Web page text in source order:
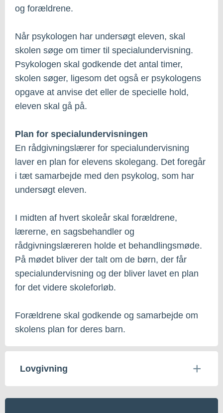
og forældrene.
Når psykologen har undersøgt eleven, skal
skolen søge om timer til specialundervisning.
Psykologen skal godkende det antal timer,
skolen søger, ligesom det også er psykologens
opgave at anvise det eller de specielle hold,
eleven skal gå på.
Plan for specialundervisningen
En rådgivningslærer for specialundervisning
laver en plan for elevens skolegang. Det foregår
i tæt samarbejde med den psykolog, som har
undersøgt eleven.
I midten af hvert skoleår skal forældrene,
lærerne, en sagsbehandler og
rådgivningslæreren holde et behandlingsmøde.
På mødet bliver der talt om de børn, der får
specialundervisning og der bliver lavet en plan
for det videre skoleforløb.
Forældrene skal godkende og samarbejde om
skolens plan for deres barn.
Lovgivning